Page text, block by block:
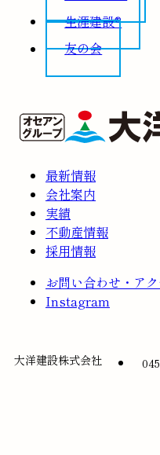
生涯建設®
友の会
最新情報
会社案内
実績
不動産情報
採用情報
お問い合わせ・ア
Instagram
大洋建設株式会社